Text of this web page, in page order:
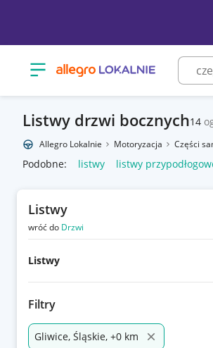
Otwórz menu z kategoriami
Listwy drzwi bocznych14
Allegro Lokalnie Motoryzacja Części
Podobne: listwy listwy
Listwy
wróć do Drzwi
Listwy
Filtry
Gliwice, Śląskie, +0 km